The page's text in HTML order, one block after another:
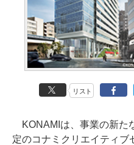
リスト
KONAMIは、事業の新た
定のコナミクリエイティブ